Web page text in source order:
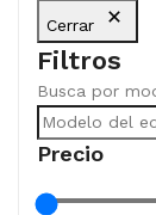
Cerrar
Filtros
Busca por
Precio